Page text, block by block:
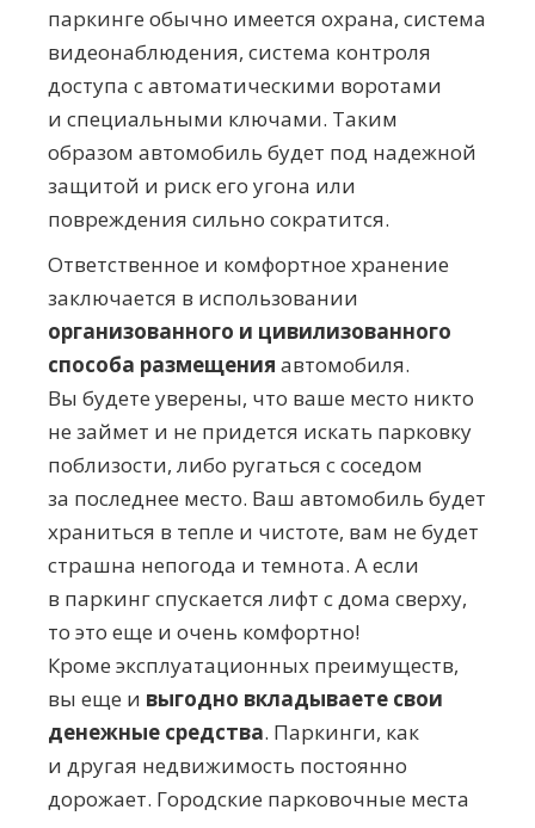
паркинге обычно имеется охрана, система
видеонаблюдения, система контроля
доступа с автоматическими воротами
и специальными ключами. Таким
образом автомобиль будет под надежной
защитой и риск его угона или
повреждения сильно сократится.
Ответственное и комфортное хранение
заключается в использовании
организованного и цивилизованного
способа размещения автомобиля.
Вы будете уверены, что ваше место никто
не займет и не придется искать парковку
поблизости, либо ругаться с соседом
за последнее место. Ваш автомобиль будет
храниться в тепле и чистоте, вам не будет
страшна непогода и темнота. А если
в паркинг спускается лифт с дома сверху,
то это еще и очень комфортно!
Кроме эксплуатационных преимуществ,
вы еще и выгодно вкладываете свои
денежные средства. Паркинги, как
и другая недвижимость постоянно
дорожает. Городские парковочные места